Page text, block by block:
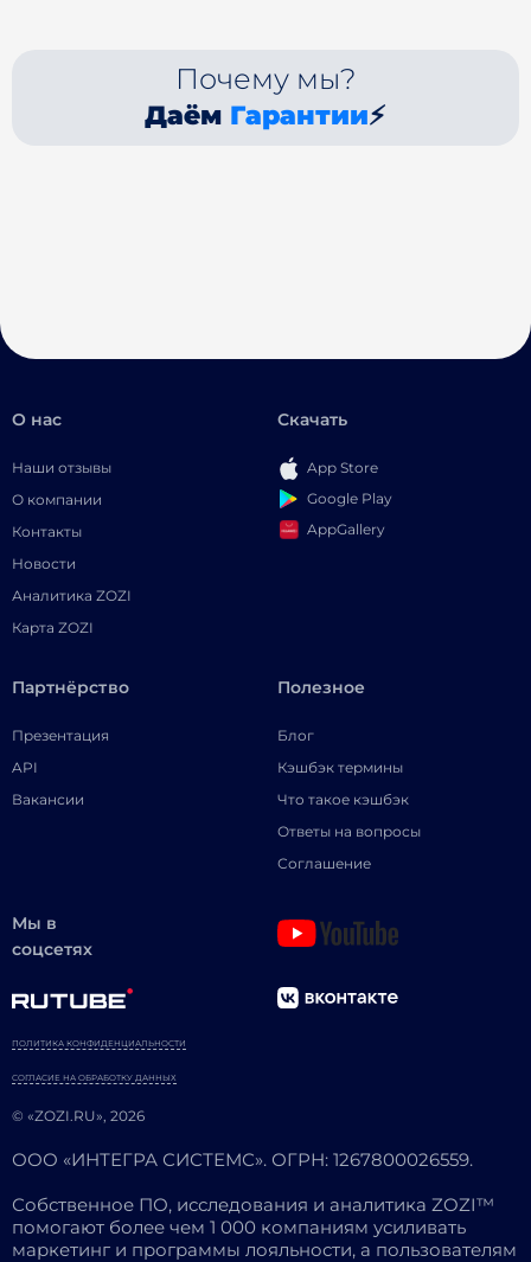
Почему мы?
Даём Гарантии⚡
О нас
Наши отзывы
О компании
Контакты
Новости
Аналитика ZOZI
Карта ZOZI
Скачать
App Store
Google Play
AppGallery
Партнёрство
Презентация
API
Вакансии
Полезное
Блог
Кэшбэк термины
Что такое кэшбэк
Ответы на вопросы
Соглашение
Мы в
соцсетях
© «ZOZI.RU», 2026
ПОЛИТИКА КОНФИДЕНЦИАЛЬНОСТИ
СОГЛАСИЕ НА ОБРАБОТКУ ДАННЫХ
ООО «ИНТЕГРА СИСТЕМС». ОГРН: 1267800026559.
Собственное ПО, исследования и аналитика ZOZI™
помогают более чем 1 000 компаниям усиливать
маркетинг и программы лояльности, а пользователям